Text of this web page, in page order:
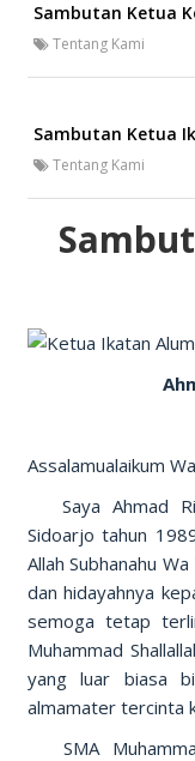
Sambutan Ketua
Tentang Kami
Sambutan Ketua
Tentang Kami
Assalamualaikum
Saya Ahmad
Sidoarjo tahun
Allah Subhanahu
dan hidayahnya
semoga tetap
Muhammad
yang luar biasa
almamater tercinta
SMA